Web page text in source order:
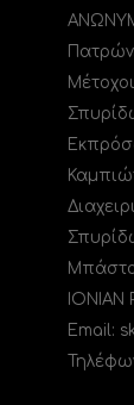
Μπάστα
Email: